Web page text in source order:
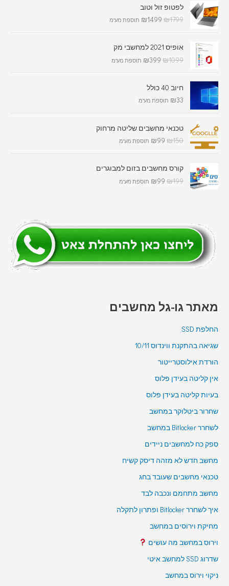
לפטופ זול וטוב
₪1799
₪1499 תוספת מע"מ
אופיס 2021 למחשבי מק
₪1099
₪399 תוספת מע"מ
חיוב 40 כולל
₪33 תוספת מע"מ
טכנאי מחשבים שליטה מרחוק
₪150
₪99 תוספת מע"מ
קורס מחשבים בזום למבוגרים
₪199
₪99 תוספת מע"מ
מאתר גו-גל מחשבים
החלפת SSD
שגיאה בהתקנת ווינדוס 10/11
הורדת אילוסטרייטור
אין קליטה בעידן פלוס
בעיות קליטה בעידן פלוס
שחרור ביטלוקר במחשב
לשחרר Bitlocker במחשב
ספק כח למחשבים ניידים
מחשב חדש לא מזהה דיסק קשיח
טכנאי מחשבים שעובד בחג
מחשב מתחמם ונכבה לבד
איך לשחרר Bitlocker ופתרון לתקלה
מחיקת וירוסים במחשב
וירוס במחשב מה עושים
שדרוג SSD למחשב איטי
ניקוי וירוס במחשב